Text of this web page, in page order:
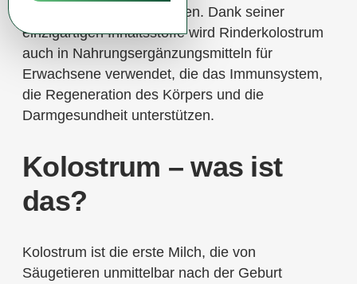
Neugeborenen unterstützen. Dank seiner
einzigartigen Inhaltsstoffe wird Rinderkolostrum
auch in Nahrungsergänzungsmitteln für
Erwachsene verwendet, die das Immunsystem,
die Regeneration des Körpers und die
Darmgesundheit unterstützen.
Kolostrum – was ist
das?
Kolostrum ist die erste Milch, die von
Säugetieren unmittelbar nach der Geburt